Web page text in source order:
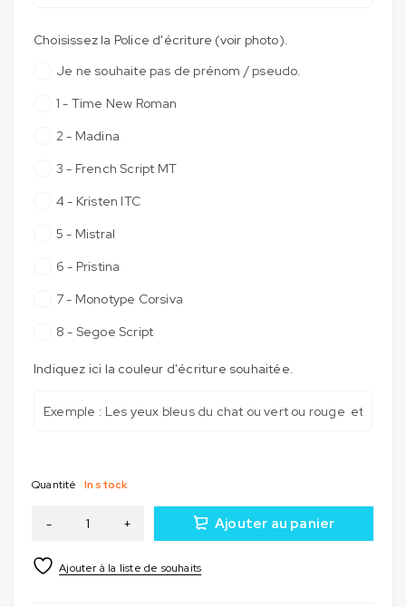
Choisissez la Police d'écriture (voir photo).
Je ne souhaite pas de prénom / pseudo.
1 - Time New Roman
2 - Madina
3 - French Script MT
4 - Kristen ITC
5 - Mistral
6 - Pristina
7 - Monotype Corsiva
8 - Segoe Script
Indiquez ici la couleur d'écriture souhaitée.
Quantité In stock
Ajouter au panier